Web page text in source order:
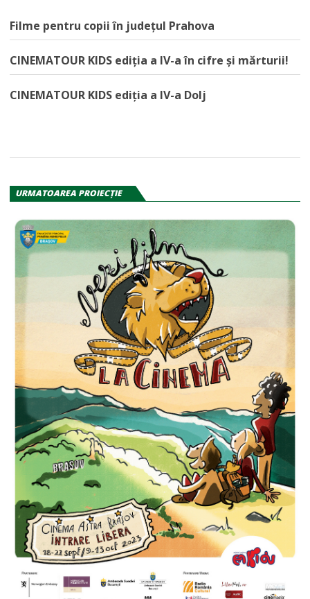
Filme pentru copii în județul Prahova
CINEMATOUR KIDS ediția a IV-a în cifre și mărturii!
CINEMATOUR KIDS ediția a IV-a Dolj
URMATOAREA PROIECŢIE